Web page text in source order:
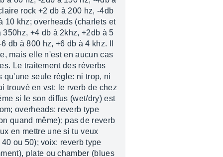
rock +2 db à 200 hz, -4db
10 khz; overheads (charlets et
+4 db à 2khz, +2db à 5
db à 800 hz, +6 db à 4 khz. Il
mais elle n'est en aucun cas
Le traitement des réverbs
seule règle: ni trop, ni
trouvé en vst: le rverb de chez
si le son diffus (wet/dry) est
overheads: reverb type
quand même); pas de reverb
en mettre une si tu veux
ou 50); voix: reverb type
plate ou chamber (blues